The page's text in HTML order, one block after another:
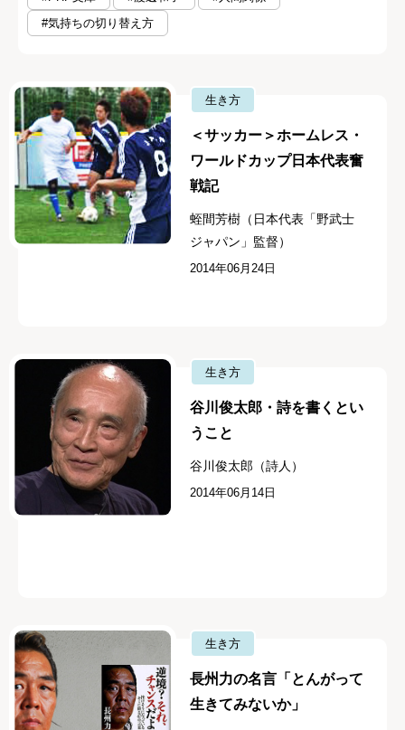
#気持ちの切り替え方
生き方
＜サッカー＞ホームレス・
ワールドカップ日本代表奮
戦記
蛭間芳樹（日本代表「野武士
ジャパン」監督）
2014年06月24日
生き方
谷川俊太郎・詩を書くとい
うこと
谷川俊太郎（詩人）
2014年06月14日
生き方
長州力の名言「とんがって
生きてみないか」